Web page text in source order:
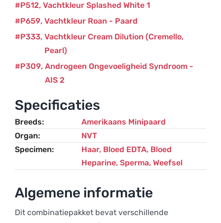
Vachtkleur Splashed White 1
P512
Vachtkleur Roan - Paard
P659
Vachtkleur Cream Dilution (Cremello,
Pearl)
P333
Androgeen Ongevoeligheid Syndroom -
AIS 2
P309
Specificaties
Breeds
Amerikaans Minipaard
Organ
NVT
Specimen
Haar, Bloed EDTA, Bloed
Heparine, Sperma, Weefsel
Algemene informatie
Dit combinatiepakket bevat verschillende